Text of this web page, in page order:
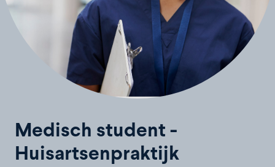
Medisch student -
Huisartsenpraktijk